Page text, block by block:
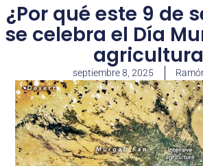
¿Por qué este 9 de
se celebra el Día
septiembre 8, 2025